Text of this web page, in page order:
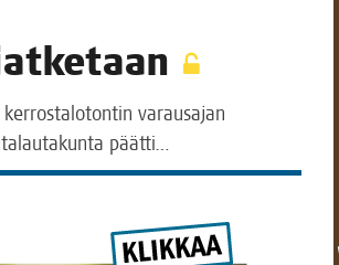
varausa­jan
päätti…